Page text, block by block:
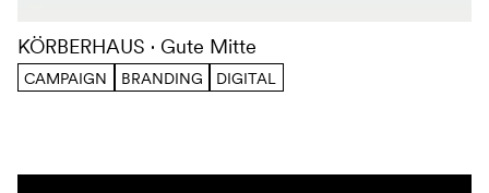
KÖRBERHAUS Gute Mitte
CAMPAIGN BRANDING DIGITAL